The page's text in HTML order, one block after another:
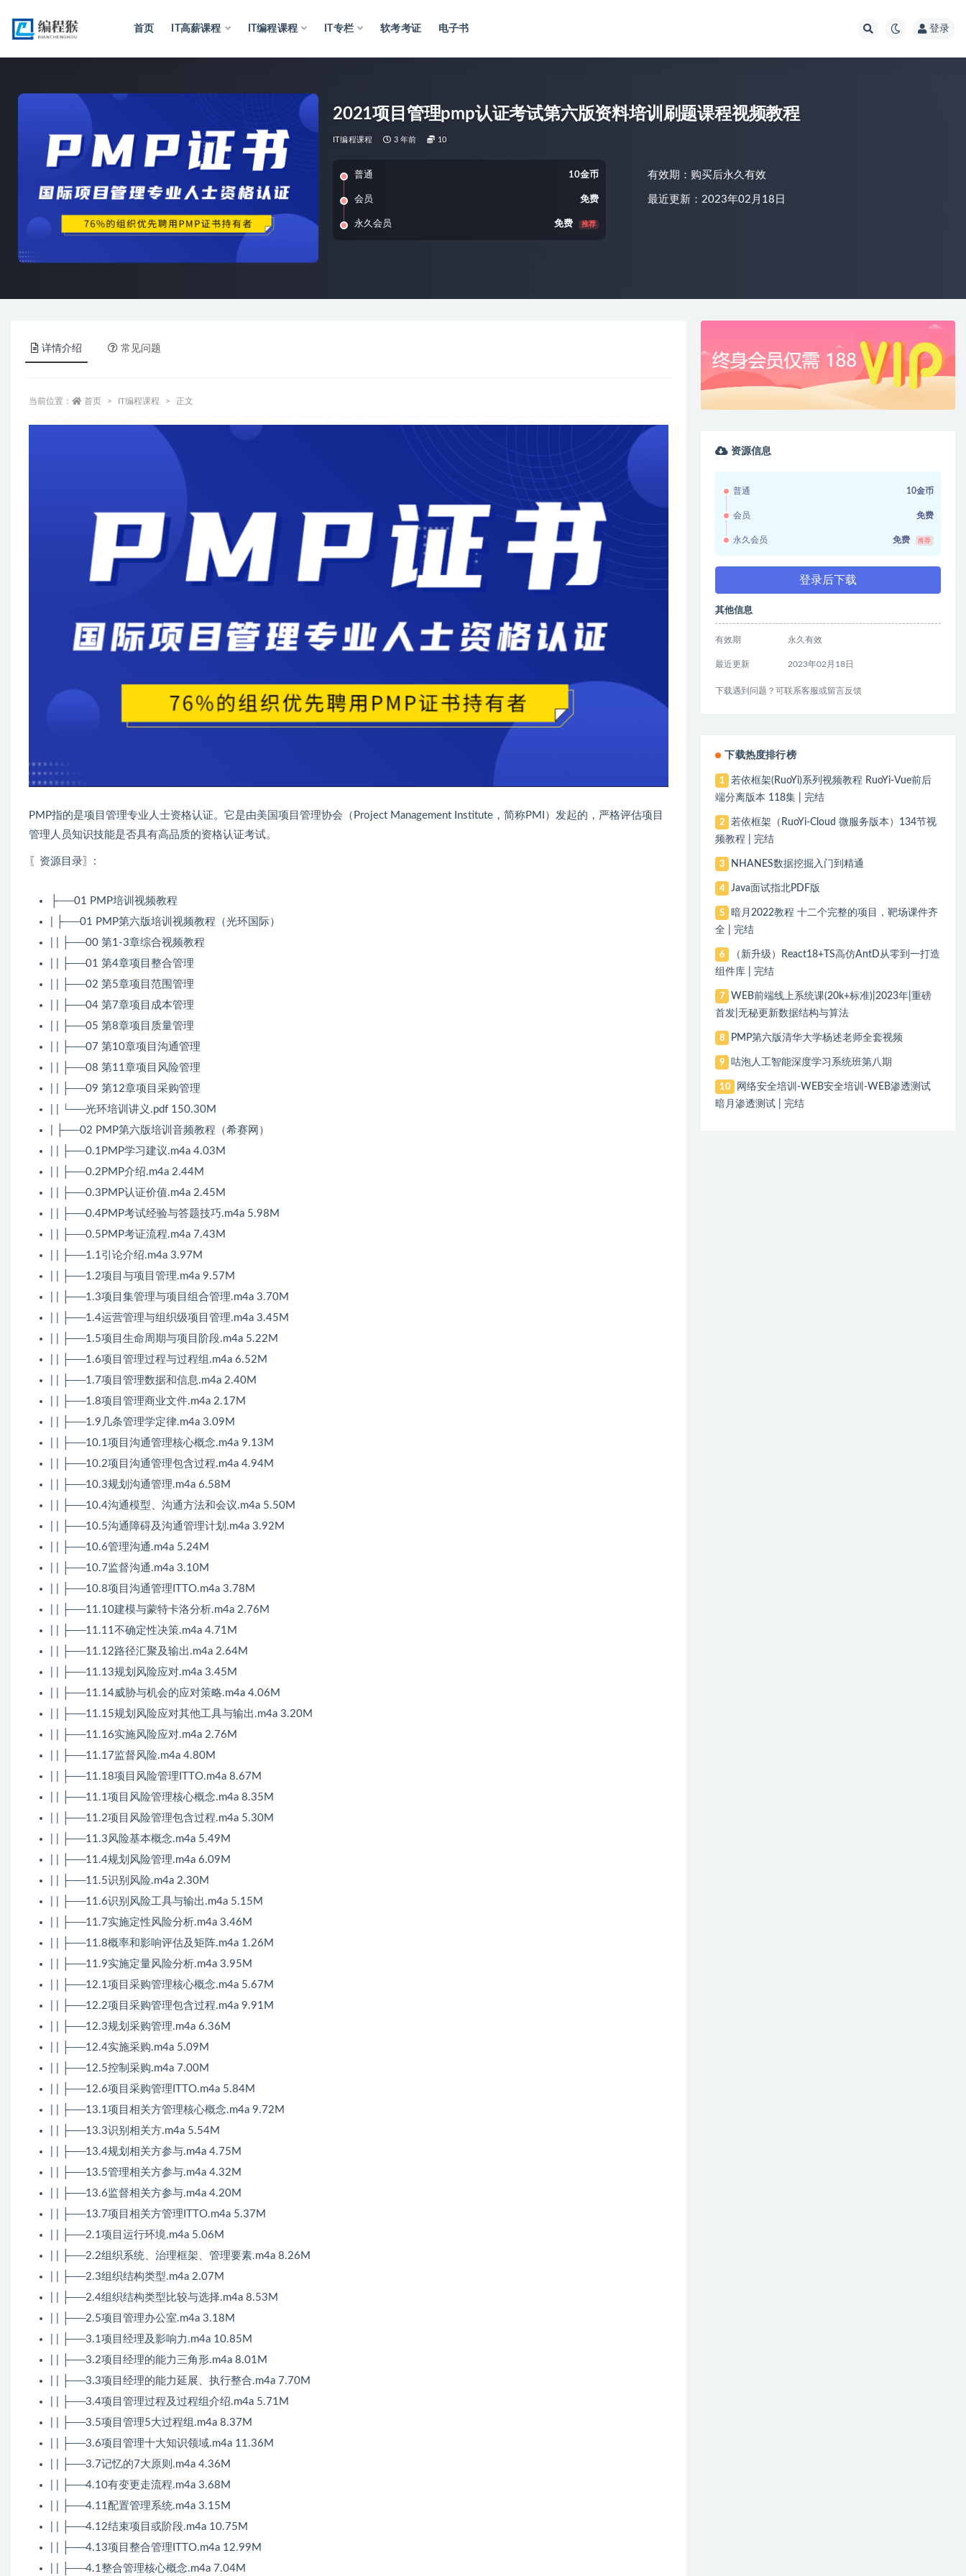
首页 IT高薪课程 IT编程课程 IT专栏 软考考证 电子书 登录
2021项目管理pmp认证考试第六版资料培训刷题课程视频教程
IT编程课程 3 年前 10
普通 10金币
会员 免费
永久会员 免费 推荐
有效期：购买后永久有效
最近更新：2023年02月18日
详情介绍 常见问题
当前位置： 首页 IT编程课程 正文
PMP指的是项目管理专业人士资格认证。它是由美国项目管理协会（Project Management Institute，简称PMI）发起的，严格评估项目
管理人员知识技能是否具有高品质的资格认证考试。
〖资源目录〗:
├──01 PMP培训视频教程
| ├──01 PMP第六版培训视频教程（光环国际）
| | ├──00 第1-3章综合视频教程
| | ├──01 第4章项目整合管理
| | ├──02 第5章项目范围管理
| | ├──04 第7章项目成本管理
| | ├──05 第8章项目质量管理
| | ├──07 第10章项目沟通管理
| | ├──08 第11章项目风险管理
| | ├──09 第12章项目采购管理
| | └──光环培训讲义.pdf 150.30M
| ├──02 PMP第六版培训音频教程（希赛网）
| | ├──0.1PMP学习建议.m4a 4.03M
| | ├──0.2PMP介绍.m4a 2.44M
| | ├──0.3PMP认证价值.m4a 2.45M
| | ├──0.4PMP考试经验与答题技巧.m4a 5.98M
| | ├──0.5PMP考证流程.m4a 7.43M
| | ├──1.1引论介绍.m4a 3.97M
| | ├──1.2项目与项目管理.m4a 9.57M
| | ├──1.3项目集管理与项目组合管理.m4a 3.70M
| | ├──1.4运营管理与组织级项目管理.m4a 3.45M
| | ├──1.5项目生命周期与项目阶段.m4a 5.22M
| | ├──1.6项目管理过程与过程组.m4a 6.52M
| | ├──1.7项目管理数据和信息.m4a 2.40M
| | ├──1.8项目管理商业文件.m4a 2.17M
| | ├──1.9几条管理学定律.m4a 3.09M
| | ├──10.1项目沟通管理核心概念.m4a 9.13M
| | ├──10.2项目沟通管理包含过程.m4a 4.94M
| | ├──10.3规划沟通管理.m4a 6.58M
| | ├──10.4沟通模型、沟通方法和会议.m4a 5.50M
| | ├──10.5沟通障碍及沟通管理计划.m4a 3.92M
| | ├──10.6管理沟通.m4a 5.24M
| | ├──10.7监督沟通.m4a 3.10M
| | ├──10.8项目沟通管理ITTO.m4a 3.78M
| | ├──11.10建模与蒙特卡洛分析.m4a 2.76M
| | ├──11.11不确定性决策.m4a 4.71M
| | ├──11.12路径汇聚及输出.m4a 2.64M
| | ├──11.13规划风险应对.m4a 3.45M
| | ├──11.14威胁与机会的应对策略.m4a 4.06M
| | ├──11.15规划风险应对其他工具与输出.m4a 3.20M
| | ├──11.16实施风险应对.m4a 2.76M
| | ├──11.17监督风险.m4a 4.80M
| | ├──11.18项目风险管理ITTO.m4a 8.67M
| | ├──11.1项目风险管理核心概念.m4a 8.35M
| | ├──11.2项目风险管理包含过程.m4a 5.30M
| | ├──11.3风险基本概念.m4a 5.49M
| | ├──11.4规划风险管理.m4a 6.09M
| | ├──11.5识别风险.m4a 2.30M
| | ├──11.6识别风险工具与输出.m4a 5.15M
| | ├──11.7实施定性风险分析.m4a 3.46M
| | ├──11.8概率和影响评估及矩阵.m4a 1.26M
| | ├──11.9实施定量风险分析.m4a 3.95M
| | ├──12.1项目采购管理核心概念.m4a 5.67M
| | ├──12.2项目采购管理包含过程.m4a 9.91M
| | ├──12.3规划采购管理.m4a 6.36M
| | ├──12.4实施采购.m4a 5.09M
| | ├──12.5控制采购.m4a 7.00M
| | ├──12.6项目采购管理ITTO.m4a 5.84M
| | ├──13.1项目相关方管理核心概念.m4a 9.72M
| | ├──13.3识别相关方.m4a 5.54M
| | ├──13.4规划相关方参与.m4a 4.75M
| | ├──13.5管理相关方参与.m4a 4.32M
| | ├──13.6监督相关方参与.m4a 4.20M
| | ├──13.7项目相关方管理ITTO.m4a 5.37M
| | ├──2.1项目运行环境.m4a 5.06M
| | ├──2.2组织系统、治理框架、管理要素.m4a 8.26M
| | ├──2.3组织结构类型.m4a 2.07M
| | ├──2.4组织结构类型比较与选择.m4a 8.53M
| | ├──2.5项目管理办公室.m4a 3.18M
| | ├──3.1项目经理及影响力.m4a 10.85M
| | ├──3.2项目经理的能力三角形.m4a 8.01M
| | ├──3.3项目经理的能力延展、执行整合.m4a 7.70M
| | ├──3.4项目管理过程及过程组介绍.m4a 5.71M
| | ├──3.5项目管理5大过程组.m4a 8.37M
| | ├──3.6项目管理十大知识领域.m4a 11.36M
| | ├──3.7记忆的7大原则.m4a 4.36M
| | ├──4.10有变更走流程.m4a 3.68M
| | ├──4.11配置管理系统.m4a 3.15M
| | ├──4.12结束项目或阶段.m4a 10.75M
| | ├──4.13项目整合管理ITTO.m4a 12.99M
| | ├──4.1整合管理核心概念.m4a 7.04M
资源信息
普通 10金币
会员 免费
永久会员 免费 推荐
登录后下载
其他信息
有效期 永久有效
最近更新 2023年02月18日
下载遇到问题？可联系客服或留言反馈
下载热度排行榜
1
若依框架(RuoYi)系列视频教程 RuoYi-Vue前后
端分离版本 118集 | 完结
2
若依框架（RuoYi-Cloud 微服务版本）134节视
频教程 | 完结
3 NHANES数据挖掘入门到精通
4 Java面试指北PDF版
5
暗月2022教程 十二个完整的项目，靶场课件齐
全 | 完结
6
（新升级）React18+TS高仿AntD从零到一打造
组件库 | 完结
7
WEB前端线上系统课(20k+标准)|2023年|重磅
首发|无秘更新数据结构与算法
8 PMP第六版清华大学杨述老师全套视频
9 咕泡人工智能深度学习系统班第八期
10
网络安全培训-WEB安全培训-WEB渗透测试
暗月渗透测试 | 完结